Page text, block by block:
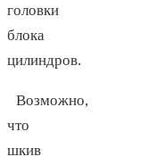
головки
блока
цилиндров.
Возможно,
что
шкив